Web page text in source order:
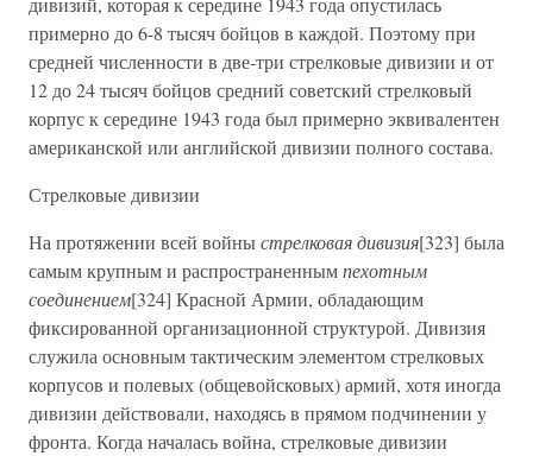
примерно до 6-8 тысяч бойцов в каждой. Поэтому при
средней численности в две-три стрелковые дивизии и от
12 до 24 тысяч бойцов средний советский стрелковый
корпус к середине 1943 года был примерно эквивалентен
американской или английской дивизии полного состава.
Стрелковые дивизии
На протяжении всей войныстрелковая дивизия[323] была
самым крупным и распространеннымпехотным
соединением[324] Красной Армии, обладающим
фиксированной организационной структурой. Дивизия
служила основным тактическим элементом стрелковых
корпусов и полевых (общевойсковых) армий, хотя иногда
дивизии действовали, находясь в прямом подчинении у
фронта. Когда началась война, стрелковые дивизии